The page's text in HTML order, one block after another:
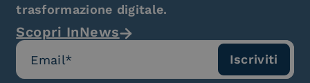
trasformazione digitale.
Scopri InNews